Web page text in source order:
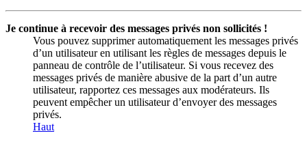
Je continue à recevoir des messages privés non sollicités !
Vous pouvez supprimer automatiquement les messages privés
d’un utilisateur en utilisant les règles de messages depuis le
panneau de contrôle de l’utilisateur. Si vous recevez des
messages privés de manière abusive de la part d’un autre
utilisateur, rapportez ces messages aux modérateurs. Ils
peuvent empêcher un utilisateur d’envoyer des messages
privés.
Haut